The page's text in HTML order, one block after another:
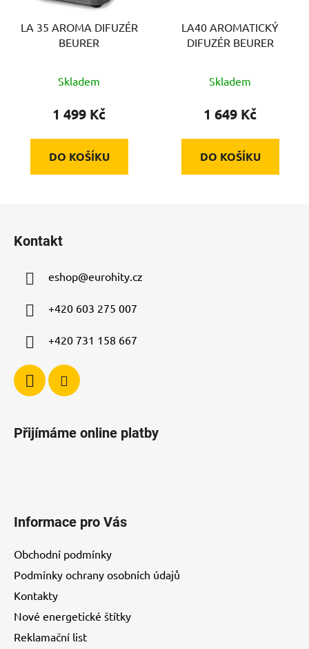
LA 35 AROMA DIFUZÉR
BEURER
Skladem
1 499 Kč
DO KOŠÍKU
LA40 AROMATICKÝ
DIFUZÉR BEURER
Skladem
1 649 Kč
DO KOŠÍKU
Kontakt
eshop@eurohity.cz
+420 603 275 007
+420 731 158 667
Přijímáme online platby
Informace pro Vás
Obchodní podmínky
Podmínky ochrany osobních údajů
Kontakty
Nové energetické štítky
Reklamační list